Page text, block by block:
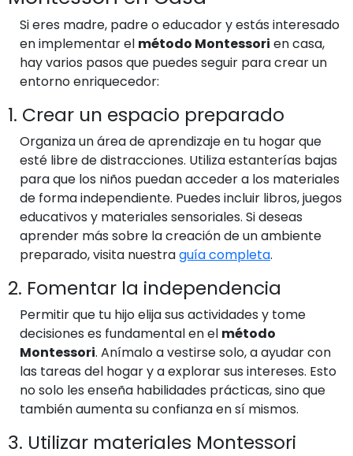
Si eres madre, padre o educador y estás interesado
en implementar el método Montessori en casa,
hay varios pasos que puedes seguir para crear un
entorno enriquecedor:
1. Crear un espacio preparado
Organiza un área de aprendizaje en tu hogar que
esté libre de distracciones. Utiliza estanterías bajas
para que los niños puedan acceder a los materiales
de forma independiente. Puedes incluir libros, juegos
educativos y materiales sensoriales. Si deseas
aprender más sobre la creación de un ambiente
preparado, visita nuestraguía completa.
2. Fomentar la independencia
Permitir que tu hijo elija sus actividades y tome
decisiones es fundamental en el método
Montessori. Anímalo a vestirse solo, a ayudar con
las tareas del hogar y a explorar sus intereses. Esto
no solo les enseña habilidades prácticas, sino que
también aumenta su confianza en sí mismos.
3. Utilizar materiales Montessori